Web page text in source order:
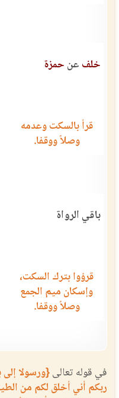
خلف عن حمزة
قرأ بالسكت وعدمه
وصلاً ووقفا.
باقي الرواة
قرؤوا بترك السكت،
وإسكان ميم الجمع
وصلاً ووقفا.
في قوله تعالى{ورسولا
ربكم أني أخلق لكم من